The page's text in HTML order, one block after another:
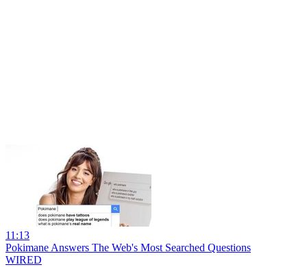
11:13
Pokimane Answers The Web's Most Searched Questions
WIRED